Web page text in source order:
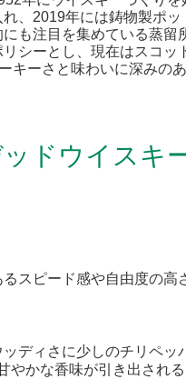
、2019年には鋳物製ポッ
も注目を集めている蒸留
シーとし、現在はスコッ
キーさと味わいに深みの
ドウイスキ
スピード感や自由度の高
ディさに少しのチリペッ
やかな香味が引き出される